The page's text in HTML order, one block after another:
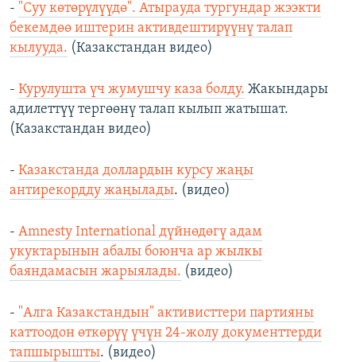
- "Суу көтөрүлүүдө". Атырауда тургундар жээкти
бекемдөө иштерин активдештирүүнү талап
кылууда. (Казакстандан видео)
- Курулушта үч жумушчу каза болду. Жакындары
адилеттүү тергөөнү талап кылып жатышат.
(Казакстандан видео)
- Казакстанда доллардын курсу жаңы
антирекордду жаңылады. (видео)
- Amnesty International дүйнөдөгү адам
укуктарынын абалы боюнча ар жылкы
баяндамасын жарыялады. (видео)
- "Алга Казакстандын" активисттери партияны
каттоодон өткөрүү үчүн 24-жолу документтерди
тапшырышты. (видео)